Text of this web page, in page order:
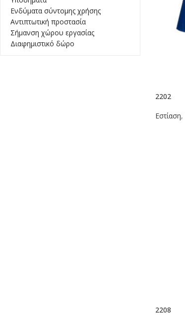
Ενδύματα σύντομης χρήσης
Αντιπτωτική προστασία
Σήμανση χώρου εργασίας
Διαφημιστικό δώρο
2202
Εστίαση,
2208